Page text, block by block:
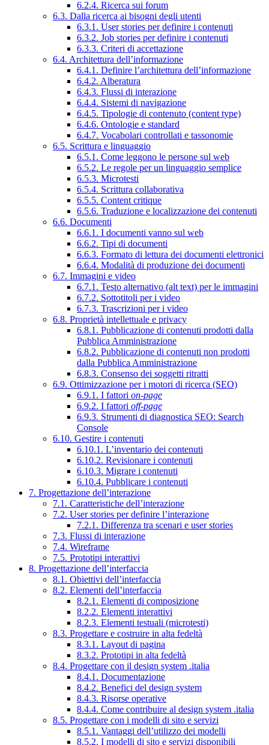
6.2.4. Ricerca sui forum
6.3. Dalla ricerca ai bisogni degli utenti
6.3.1. User stories per definire i contenuti
6.3.2. Job stories per definire i contenuti
6.3.3. Criteri di accettazione
6.4. Architettura dell’informazione
6.4.1. Definire l’architettura dell’informazione
6.4.2. Alberatura
6.4.3. Flussi di interazione
6.4.4. Sistemi di navigazione
6.4.5. Tipologie di contenuto (content type)
6.4.6. Ontologie e standard
6.4.7. Vocabolari controllati e tassonomie
6.5. Scrittura e linguaggio
6.5.1. Come leggono le persone sul web
6.5.2. Le regole per un linguaggio semplice
6.5.3. Microtesti
6.5.4. Scrittura collaborativa
6.5.5. Content critique
6.5.6. Traduzione e localizzazione dei contenuti
6.6. Documenti
6.6.1. I documenti vanno sul web
6.6.2. Tipi di documenti
6.6.3. Formato di lettura dei documenti elettronici
6.6.4. Modalità di produzione dei documenti
6.7. Immagini e video
6.7.1. Testo alternativo (alt text) per le immagini
6.7.2. Sottotitoli per i video
6.7.3. Trascrizioni per i video
6.8. Proprietà intellettuale e privacy
6.8.1. Pubblicazione di contenuti prodotti dalla
Pubblica Amministrazione
6.8.2. Pubblicazione di contenuti non prodotti
dalla Pubblica Amministrazione
6.8.3. Consenso dei soggetti ritratti
6.9. Ottimizzazione per i motori di ricerca (SEO)
6.9.1. I fattori on-page
6.9.2. I fattori off-page
6.9.3. Strumenti di diagnostica SEO: Search
Console
6.10. Gestire i contenuti
6.10.1. L’inventario dei contenuti
6.10.2. Revisionare i contenuti
6.10.3. Migrare i contenuti
6.10.4. Pubblicare i contenuti
7. Progettazione dell’interazione
7.1. Caratteristiche dell’interazione
7.2. User stories per definire l’interazione
7.2.1. Differenza tra scenari e user stories
7.3. Flussi di interazione
7.4. Wireframe
7.5. Prototipi interattivi
8. Progettazione dell’interfaccia
8.1. Obiettivi dell’interfaccia
8.2. Elementi dell’interfaccia
8.2.1. Elementi di composizione
8.2.2. Elementi interattivi
8.2.3. Elementi testuali (microtesti)
8.3. Progettare e costruire in alta fedeltà
8.3.1. Layout di pagina
8.3.2. Prototipi in alta fedeltà
8.4. Progettare con il design system .italia
8.4.1. Documentazione
8.4.2. Benefici del design system
8.4.3. Risorse operative
8.4.4. Come contribuire al design system .italia
8.5. Progettare con i modelli di sito e servizi
8.5.1. Vantaggi dell’utilizzo dei modelli
8.5.2. I modelli di sito e servizi disponibili